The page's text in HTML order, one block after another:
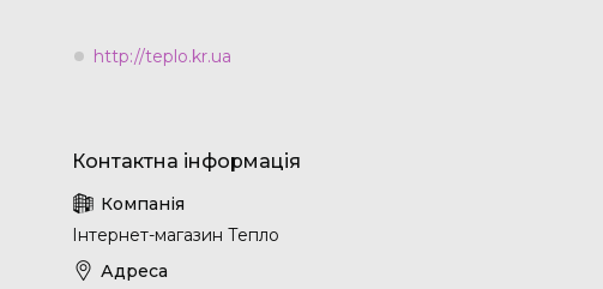
http://teplo.kr.ua
Інтернет-магазин Тепло